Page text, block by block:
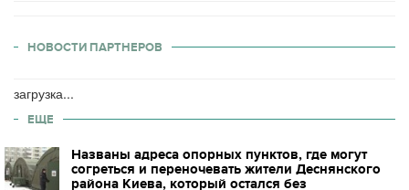
НОВОСТИ ПАРТНЕРОВ
загрузка...
ЕЩЕ
Названы адреса опорных пунктов, где могут
согреться и переночевать жители Деснянского
района Киева, который остался без